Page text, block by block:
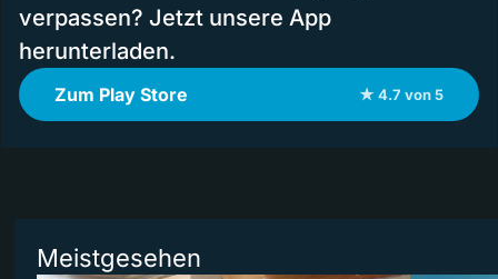
verpassen? Jetzt unsere App
herunterladen.
Zum Play Store ★ 4.7 von 5
Meistgesehen